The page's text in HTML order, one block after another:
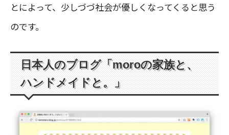
とによって、少しづづ社会が優しくなってくると思う
のです。
日本人のブログ「moroの家族と、
ハンドメイドと。」